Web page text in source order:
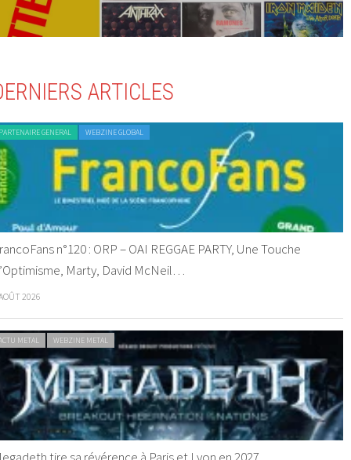
ARTICLES
GENERAL WEBZINE GLOBAL
n°120 : ORP – OAI REGGAE PARTY, Une Touche
Marty, David McNeil…
2026
METAL WEBZINE METAL
tire sa révérence à Paris et Lyon en 2027